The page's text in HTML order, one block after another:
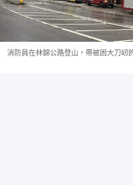
消防員在林錦公路登山，帶被困大刀屻